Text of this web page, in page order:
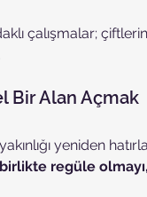
çalışmalar; çiftlerin
Bir Alan Açmak
yeniden
birlikte regüle